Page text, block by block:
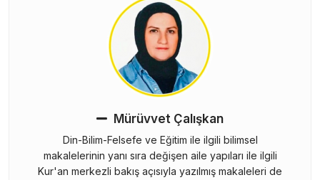
Mürüvvet Çalışkan
Din-Bilim-Felsefe ve Eğitim ile ilgili bilimsel
makalelerinin yanı sıra değişen aile yapıları ile ilgili
Kur'an merkezli bakış açısıyla yazılmış makaleleri de